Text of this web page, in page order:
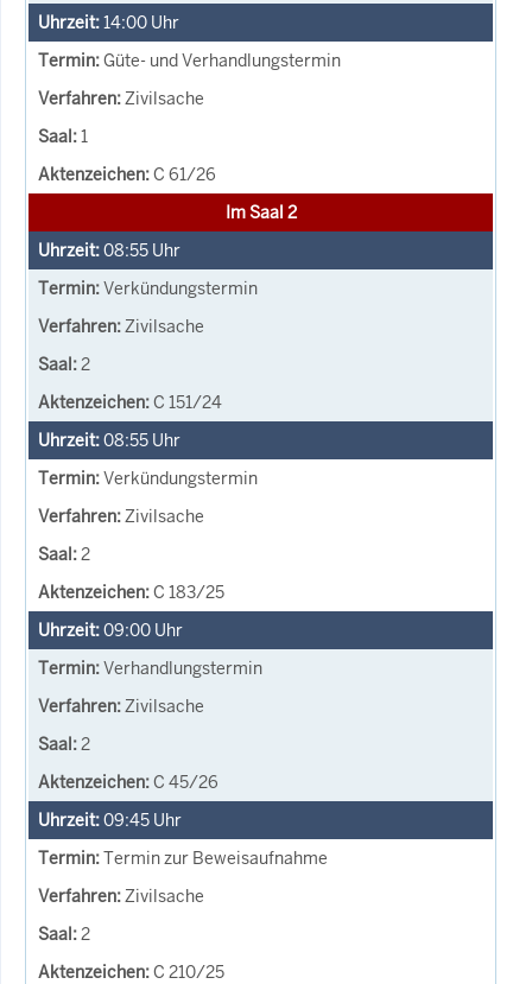
14:00 Uhr
Güte- und Verhandlungstermin
Zivilsache
1
C 61/26
Im Saal 2
08:55 Uhr
Verkündungstermin
Zivilsache
2
C 151/24
08:55 Uhr
Verkündungstermin
Zivilsache
2
C 183/25
09:00 Uhr
Verhandlungstermin
Zivilsache
2
C 45/26
09:45 Uhr
Termin zur Beweisaufnahme
Zivilsache
2
C 210/25